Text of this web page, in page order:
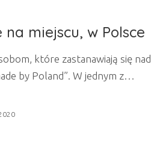
miejscu, w Polsce
które zastanawiają się nad
by Poland”. W jednym z
zamówień u rodzimych
skupić się na tym, co